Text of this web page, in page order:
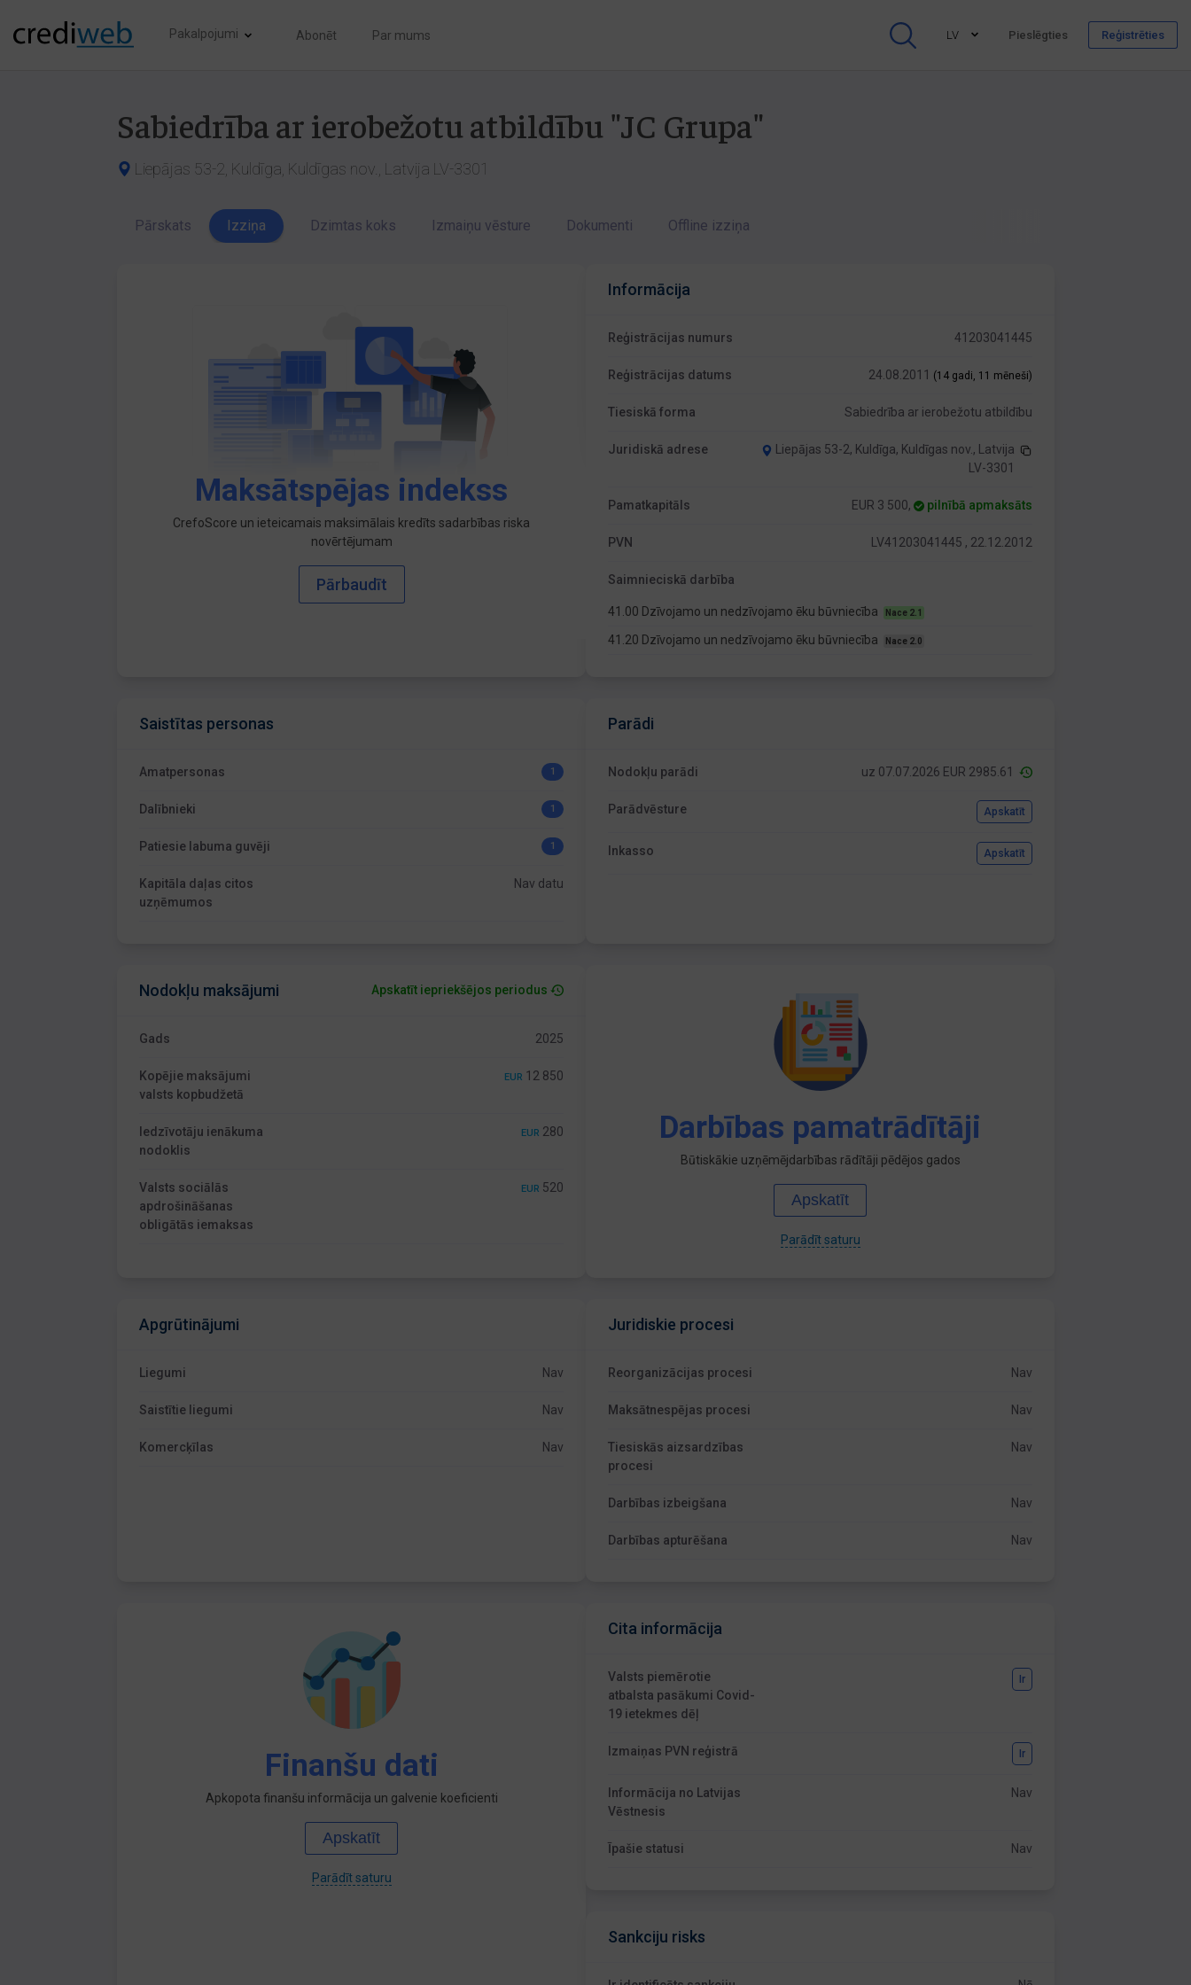
Pakalpojumi Abonēt Par mums LV Pieslēgties Reģistrēties
Sabiedrība ar ierobežotu atbildību "JC Grupa"
Liepājas 53-2, Kuldīga, Kuldīgas nov., Latvija LV-3301
Pārskats Izziņa Dzimtas koks Izmaiņu vēsture Dokumenti Offline izziņa
Maksātspējas indekss
CrefoScore un ieteicamais maksimālais kredīts sadarbības riska
novērtējumam
Pārbaudīt
Informācija
Reģistrācijas numurs 41203041445
Reģistrācijas datums 24.08.2011 (14 gadi, 11 mēneši)
Tiesiskā forma Sabiedrība ar ierobežotu atbildību
Juridiskā adrese
Liepājas 53-2, Kuldīga, Kuldīgas nov., Latvija
LV-3301
Pamatkapitāls EUR 3 500, pilnībā apmaksāts
PVN LV41203041445 , 22.12.2012
Saimnieciskā darbība
41.00 Dzīvojamo un nedzīvojamo ēku būvniecība Nace 2.1
41.20 Dzīvojamo un nedzīvojamo ēku būvniecība Nace 2.0
Saistītas personas
Amatpersonas 1
Dalībnieki 1
Patiesie labuma guvēji 1
Kapitāla daļas citos
uzņēmumos
Nav datu
Parādi
Nodokļu parādi uz 07.07.2026 EUR 2985.61
Parādvēsture Apskatīt
Inkasso Apskatīt
Nodokļu maksājumi Apskatīt iepriekšējos periodus
Gads 2025
Kopējie maksājumi
valsts kopbudžetā
EUR 12 850
Iedzīvotāju ienākuma
nodoklis
EUR 280
Valsts sociālās
apdrošināšanas
obligātās iemaksas
EUR 520
Darbības pamatrādītāji
Būtiskākie uzņēmējdarbības rādītāji pēdējos gados
Apskatīt
Parādīt saturu
Apgrūtinājumi
Liegumi Nav
Saistītie liegumi Nav
Komercķīlas Nav
Juridiskie procesi
Reorganizācijas procesi Nav
Maksātnespējas procesi Nav
Tiesiskās aizsardzības
procesi
Nav
Darbības izbeigšana Nav
Darbības apturēšana Nav
Finanšu dati
Apkopota finanšu informācija un galvenie koeficienti
Apskatīt
Parādīt saturu
Cita informācija
Valsts piemērotie
atbalsta pasākumi Covid-
19 ietekmes dēļ
Ir
Izmaiņas PVN reģistrā Ir
Informācija no Latvijas
Vēstnesis
Nav
Īpašie statusi Nav
Sankciju risks